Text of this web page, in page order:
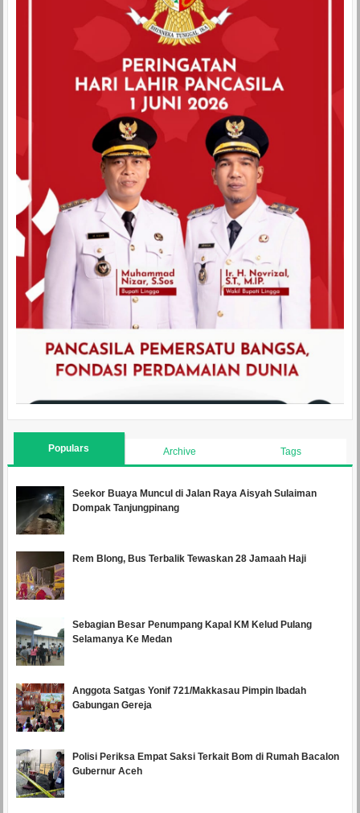
Populars Archive Tags
Seekor Buaya Muncul di Jalan Raya Aisyah Sulaiman
Dompak Tanjungpinang
Rem Blong, Bus Terbalik Tewaskan 28 Jamaah Haji
Sebagian Besar Penumpang Kapal KM Kelud Pulang
Selamanya Ke Medan
Anggota Satgas Yonif 721/Makkasau Pimpin Ibadah
Gabungan Gereja
Polisi Periksa Empat Saksi Terkait Bom di Rumah Bacalon
Gubernur Aceh